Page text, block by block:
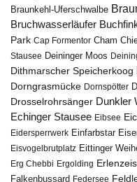
Braunkehl-Uferschwalbe
Bruchwasserläufer
Park Cap Formentor Cham
Stausee Deininger Moos
Dithmarscher Speicherkoog
Dorngrasmücke Dornspötter
Drosselrohrsänger Dunkler
Echinger Stausee Eibsee
Eidersperrwerk Einfarbstar
Eisvogelbrutplatz Eittinger
Erg Chebbi Ergolding
Falkenbussard Federsee